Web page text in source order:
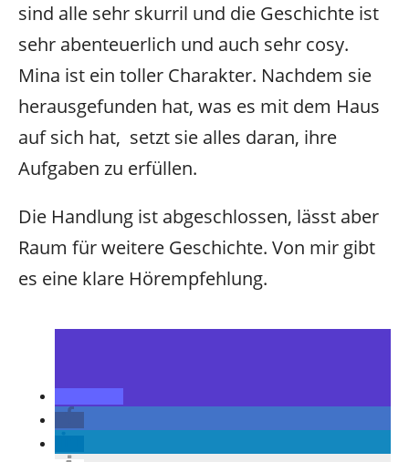
sind alle sehr skurril und die Geschichte ist
sehr abenteuerlich und auch sehr cosy.
Mina ist ein toller Charakter. Nachdem sie
herausgefunden hat, was es mit dem Haus
auf sich hat, setzt sie alles daran, ihre
Aufgaben zu erfüllen.
Die Handlung ist abgeschlossen, lässt aber
Raum für weitere Geschichte. Von mir gibt
es eine klare Hörempfehlung.